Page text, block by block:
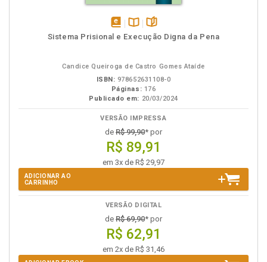
disponívelDisponível
páginas
Sistema Prisional e Execução Digna da Pena
Candice Queiroga de Castro Gomes Ataíde
ISBN: 978652631108-0
Páginas: 176
Publicado em: 20/03/2024
VERSÃO IMPRESSA
de R$ 99,90* por
R$ 89,91
em 3x de R$ 29,97
ADICIONAR AO
CARRINHO
VERSÃO DIGITAL
de R$ 69,90* por
R$ 62,91
em 2x de R$ 31,46